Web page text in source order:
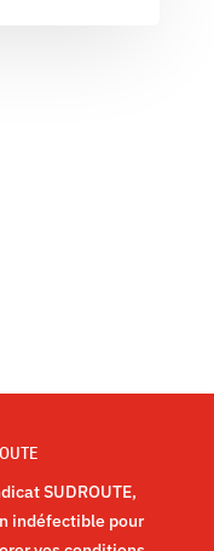
SUDROUTE,
indéfectible pour